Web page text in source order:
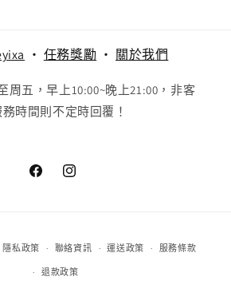
‧ 任務獎勵 ‧ 關於我們
周五，早上10:00~晚上21:00，非客
時間則不定時回覆！
FacebookInstagram
款
方
隱私政策 聯絡資訊 運送政策 服務條款
退款政策